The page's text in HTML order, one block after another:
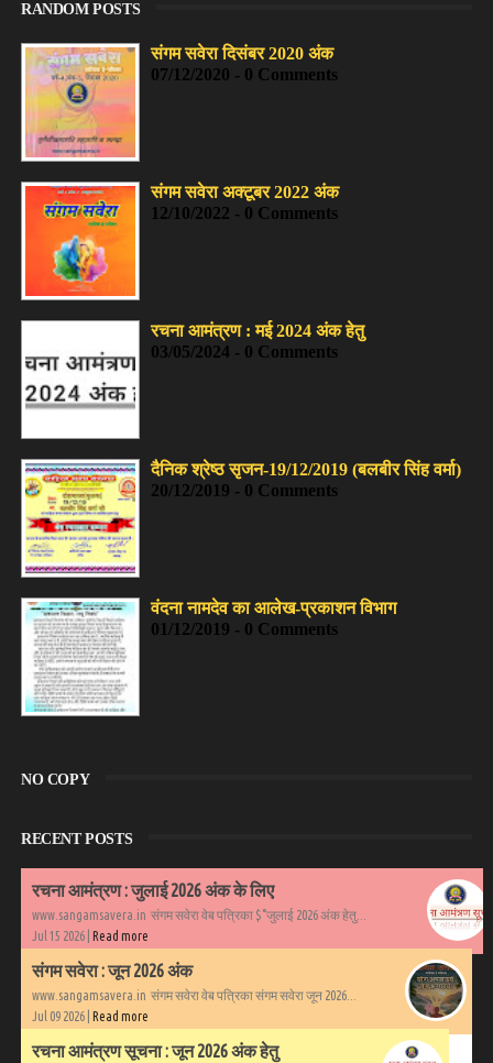
RANDOM POSTS
संगम सवेरा दिसंबर 2020 अंक
07/12/2020 - 0 Comments
संगम सवेरा अक्टूबर 2022 अंक
12/10/2022 - 0 Comments
रचना आमंत्रण : मई 2024 अंक हेतु
03/05/2024 - 0 Comments
दैनिक श्रेष्ठ सृजन-19/12/2019 (बलबीर सिंह वर्मा)
20/12/2019 - 0 Comments
वंदना नामदेव का आलेख-प्रकाशन विभाग
01/12/2019 - 0 Comments
NO COPY
RECENT POSTS
रचना आमंत्रण : जुलाई 2026 अंक के लिए
www.sangamsavera.in संगम सवेरा वेब पत्रिका $°जुलाई 2026 अंक हेतु...
Jul 15 2026 | Read more
संगम सवेरा : जून 2026 अंक
www.sangamsavera.in संगम सवेरा वेब पत्रिका संगम सवेरा जून 2026...
Jul 09 2026 | Read more
रचना आमंत्रण सूचना : जून 2026 अंक हेतु